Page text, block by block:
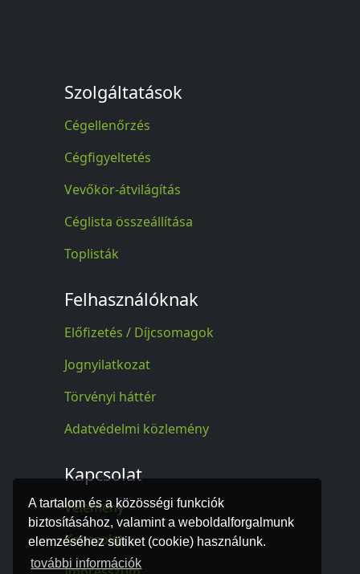
A tartalom és a közösségi funkciók
biztosításához, valamint a weboldalforgalmunk
elemzéséhez sütiket (cookie) használunk.
további információk
Szolgáltatások
Cégellenőrzés
Cégfigyeltetés
Vevőkör-átvilágítás
Céglista összeállítása
Toplisták
Felhasználóknak
Előfizetés / Díjcsomagok
Jognyilatkozat
Törvényi háttér
Adatvédelmi közlemény
Kapcsolat
Vélemény
Kapcsolat